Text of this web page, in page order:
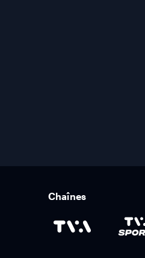
Chaînes